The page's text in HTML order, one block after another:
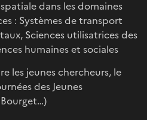
dans les domaines
: Systèmes de transport
Sciences utilisatrices des
humaines et sociales
les jeunes chercheurs, le
des Jeunes